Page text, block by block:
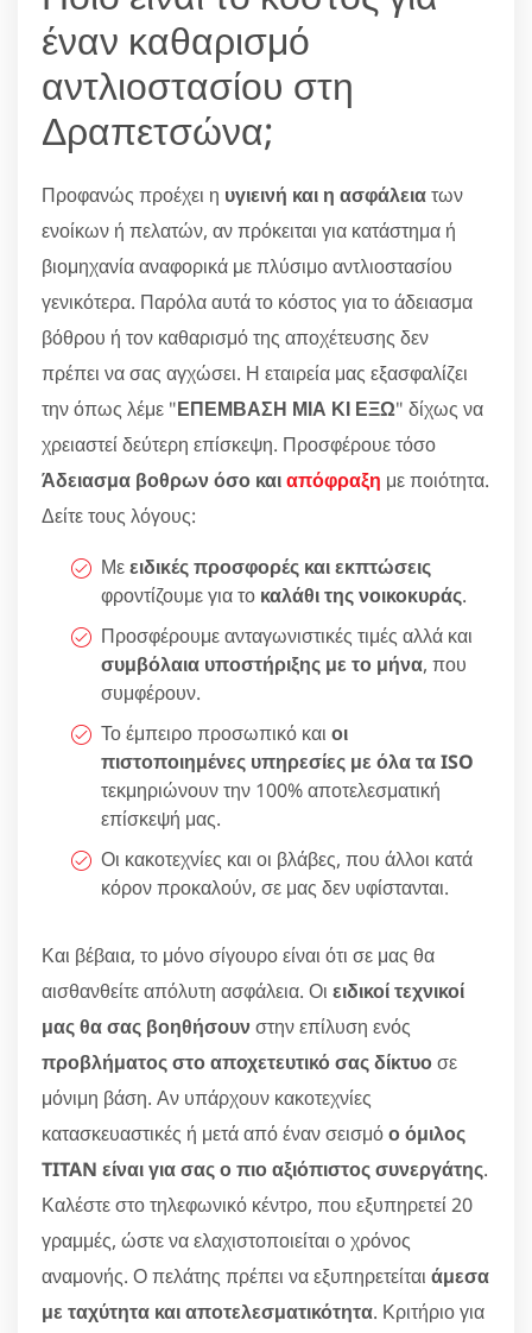
έναν καθαρισμό
αντλιοστασίου στη
Δραπετσώνα;
Προφανώς προέχει η υγιεινή και η ασφάλειατων
ενοίκων ή πελατών, αν πρόκειται για κατάστημα ή
βιομηχανία αναφορικά με πλύσιμο αντλιοστασίου
γενικότερα. Παρόλα αυτά το κόστος για το άδειασμα
βόθρου ή τον καθαρισμό της αποχέτευσης δεν
πρέπει να σας αγχώσει. Η εταιρεία μας εξασφαλίζει
την όπως λέμε "ΕΠΕΜΒΑΣΗ ΜΙΑ ΚΙ ΕΞΩ" δίχως να
χρειαστεί δεύτερη επίσκεψη. Προσφέρουε τόσο
Άδειασμα βοθρων όσο καιαπόφραξη με ποιότητα.
Δείτε τους λόγους:
Μεειδικές προσφορές και εκπτώσεις
φροντίζουμε για το καλάθι της νοικοκυράς.
Προσφέρουμε ανταγωνιστικές τιμές αλλά και
συμβόλαια υποστήριξης με το μήνα, που
συμφέρουν.
Το έμπειρο προσωπικό και οι
πιστοποιημένες υπηρεσίες με όλα τα ISO
τεκμηριώνουν την 100% αποτελεσματική
επίσκεψή μας.
Οι κακοτεχνίες και οι βλάβες, που άλλοι κατά
κόρον προκαλούν, σε μας δεν υφίστανται.
Και βέβαια, το μόνο σίγουρο είναι ότι σε μας θα
αισθανθείτε απόλυτη ασφάλεια. Οι ειδικοί τεχνικοί
μας θα σας βοηθήσουνστην επίλυση ενός
προβλήματος στο αποχετευτικό σας δίκτυοσε
μόνιμη βάση. Αν υπάρχουν κακοτεχνίες
κατασκευαστικές ή μετά από έναν σεισμόο όμιλος
TITAN είναι για σας ο πιο αξιόπιστος συνεργάτης.
Καλέστε στο τηλεφωνικό κέντρο, που εξυπηρετεί 20
γραμμές, ώστε να ελαχιστοποιείται ο χρόνος
αναμονής. Ο πελάτης πρέπει να εξυπηρετείται άμεσα
με ταχύτητα και αποτελεσματικότητα. Κριτήριο για